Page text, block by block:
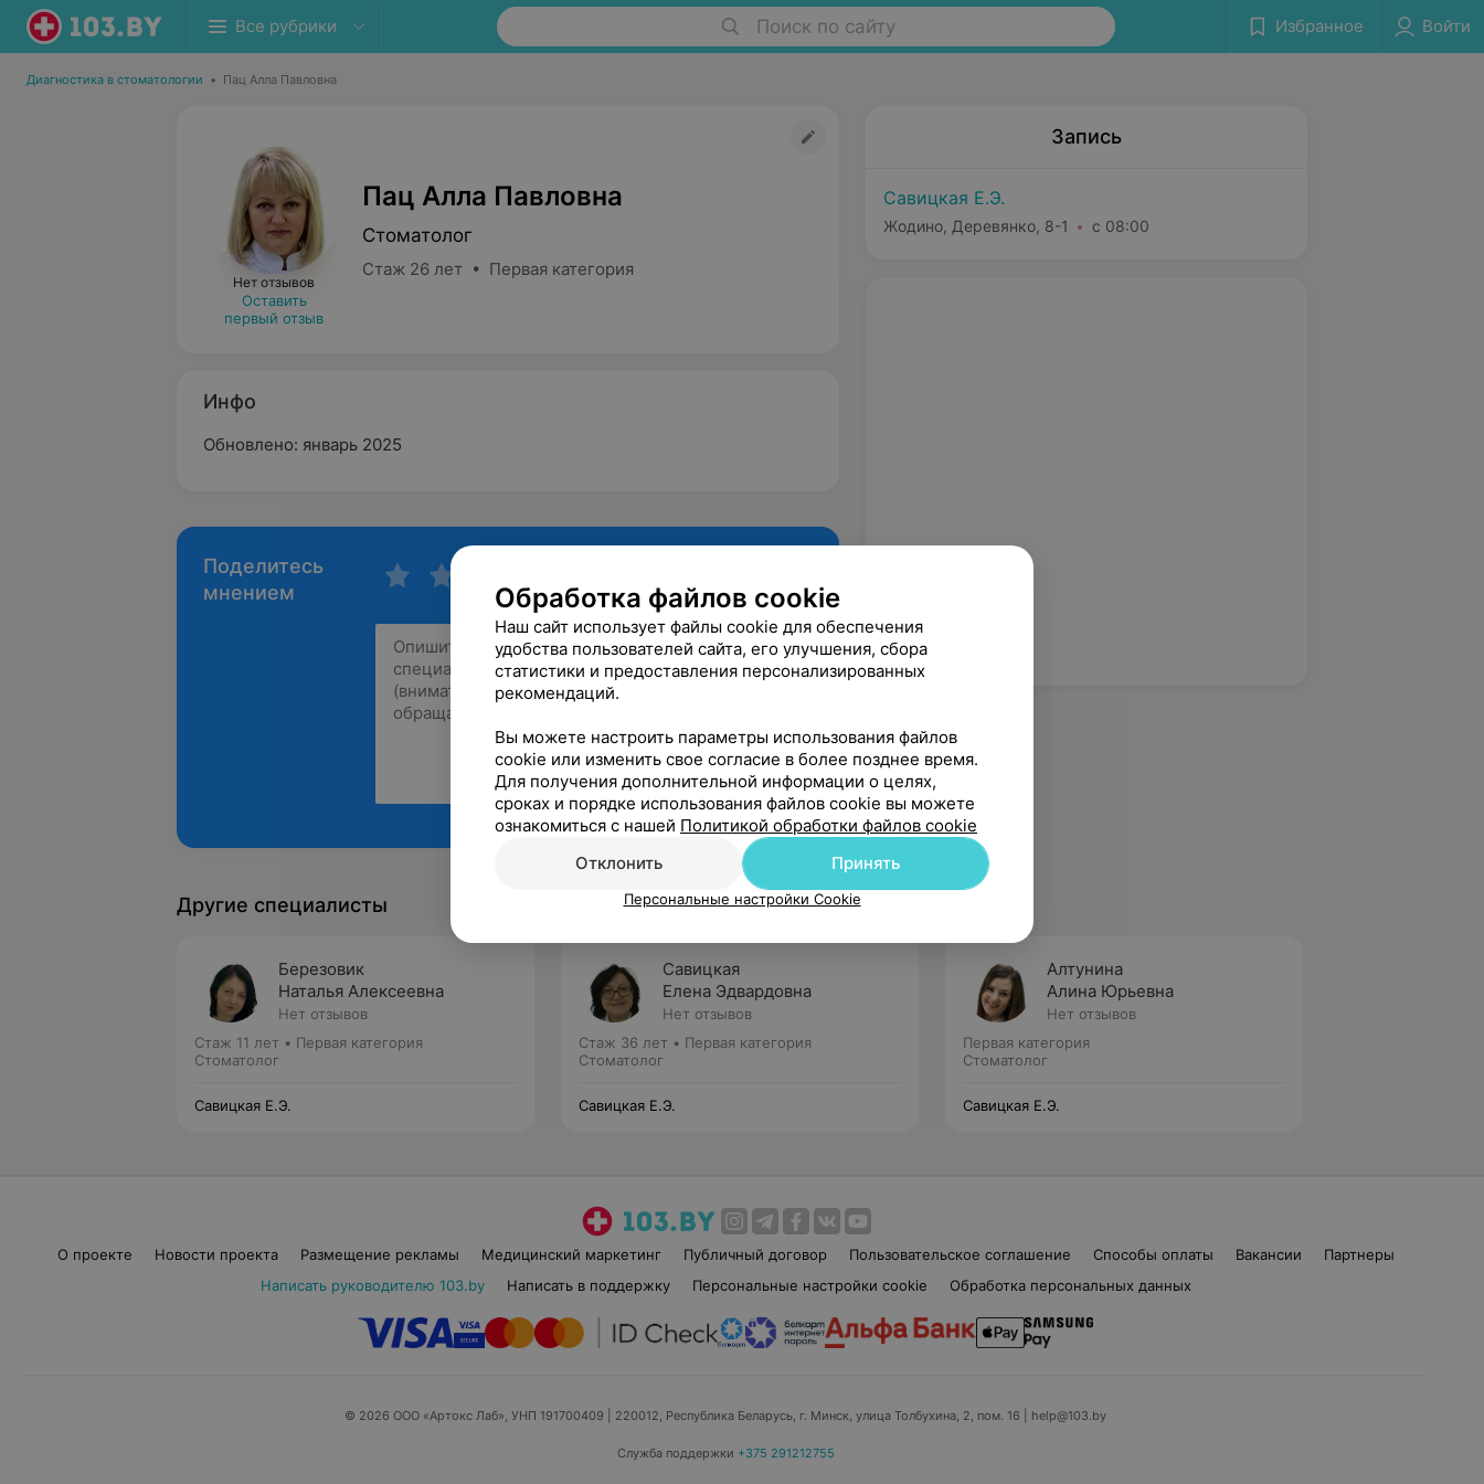
Все рубрики Поиск по сайту Избранное Войти
Диагностика в стоматологии • Пац Алла Павловна
Нет отзывов
Оставить
первый отзыв
Пац Алла Павловна
Стоматолог
Стаж 26 лет • Первая категория
Инфо
Обновлено: январь 2025
Поделитесь
мнением
Рекомендую
Запись
Савицкая Е.Э.
Жодино, Деревянко, 8-1 с 08:00
Другие специалисты
Березовик
Наталья Алексеевна
Нет отзывов
Стаж 11 лет • Первая категория
Стоматолог
Савицкая Е.Э.
Савицкая
Елена Эдвардовна
Нет отзывов
Стаж 36 лет • Первая категория
Стоматолог
Савицкая Е.Э.
Алтунина
Алина Юрьевна
Нет отзывов
Первая категория
Стоматолог
Савицкая Е.Э.
О проекте Новости проекта Размещение рекламы Медицинский маркетинг Публичный договор Пользовательское соглашение Способы оплаты Вакансии
Партнеры
Написать руководителю 103.by
Написать в поддержку Персональные настройки cookie Обработка персональных данных
© 2026 ООО «Артокс Лаб», УНП 191700409 | 220012, Республика Беларусь, г. Минск, улица Толбухина, 2, пом. 16 | help@103.by
Служба поддержки +375 291212755
Обработка файлов cookie
Наш сайт использует файлы cookie для обеспечения
удобства пользователей сайта, его улучшения, сбора
статистики и предоставления персонализированных
рекомендаций.
Вы можете настроить параметры использования файлов
cookie или изменить свое согласие в более позднее время.
Для получения дополнительной информации о целях,
сроках и порядке использования файлов cookie вы можете
ознакомиться с нашей Политикой обработки файлов cookie
Отклонить
Принять
Персональные настройки Cookie